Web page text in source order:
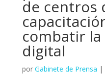
de centros
combatir la
digital
por Gabinete de Prensa |